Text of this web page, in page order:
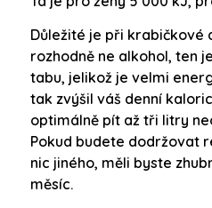
Důležité je při krabičkové
rozhodně ne alkohol, ten
tabu, jelikož je velmi
tak zvýšil váš denní
optimálně pít až tři litry
Pokud budete dodržovat
nic jiného, měli byste
měsíc.